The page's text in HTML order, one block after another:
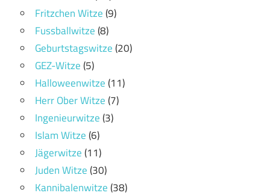
Fritzchen Witze(9)
Fussballwitze(8)
Geburtstagswitze(20)
GEZ-Witze(5)
Halloweenwitze(11)
Herr Ober Witze(7)
Ingenieurwitze(3)
Islam Witze(6)
Jägerwitze(11)
Juden Witze(30)
Kannibalenwitze(38)